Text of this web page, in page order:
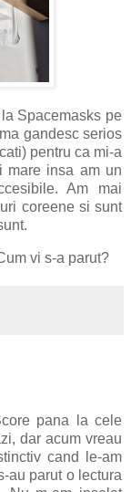
Spacemasks pe
gandesc serios
pentru ca mi-a
mare insa am un
Am mai
coreene si sunt
vi s-a parut?
pana la cele
dar acum vreau
cand le-am
au parut o lectura